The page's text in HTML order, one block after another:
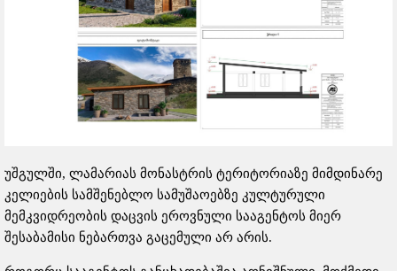
უშგულში, ლამარიას მონასტრის ტერიტორიაზე მიმდინარე
კელიების სამშენებლო სამუშაოებზე კულტურული
მემკვიდრეობის დაცვის ეროვნული სააგენტოს მიერ
შესაბამისი ნებართვა გაცემული არ არის.